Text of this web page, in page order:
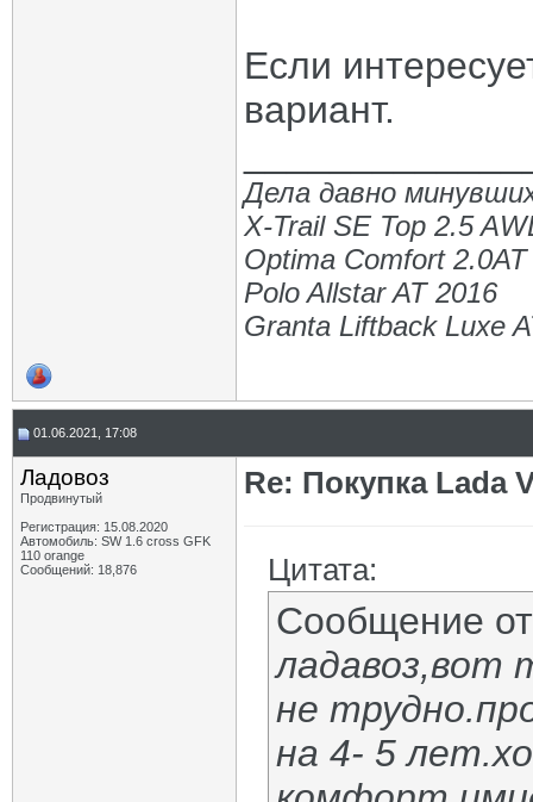
Если
вариант.
Дела давно
X-Trail SE Top 2.5
Optima Comfort
Polo Allstar AT 2016
Granta Liftback Luxe
01.06.2021, 17:08
Ладовоз
Продвинутый
Регистрация: 15.08.2020
Автомобиль: SW 1.6 cross GFK
110 orange
Сообщений: 18,876
Re: Покупка Lada
Цитата:
Сообщение
ладавоз,вот
не
на 4- 5